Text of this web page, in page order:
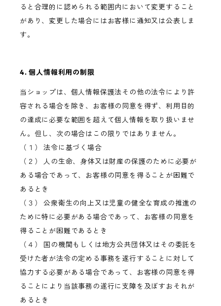
ると合理的に認められる範囲内において変更すること
があり、変更した場合にはお客様に通知又は公表しま
す。
4. 個人情報利用の制限
当ショップは、個人情報保護法その他の法令により許
容される場合を除き、お客様の同意を得ず、利用目的
の達成に必要な範囲を超えて個人情報を取り扱いませ
ん。但し、次の場合はこの限りではありません。
（１） 法令に基づく場合
（２） 人の生命、身体又は財産の保護のために必要が
ある場合であって、お客様の同意を得ることが困難で
あるとき
（３） 公衆衛生の向上又は児童の健全な育成の推進の
ために特に必要がある場合であって、お客様の同意を
得ることが困難であるとき
（４） 国の機関もしくは地方公共団体又はその委託を
受けた者が法令の定める事務を遂行することに対して
協力する必要がある場合であって、お客様の同意を得
ることにより当該事務の遂行に支障を及ぼすおそれが
あるとき